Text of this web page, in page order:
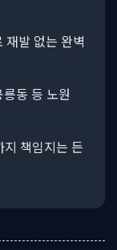
재발 없는 완벽
동 등 노원
책임지는 든